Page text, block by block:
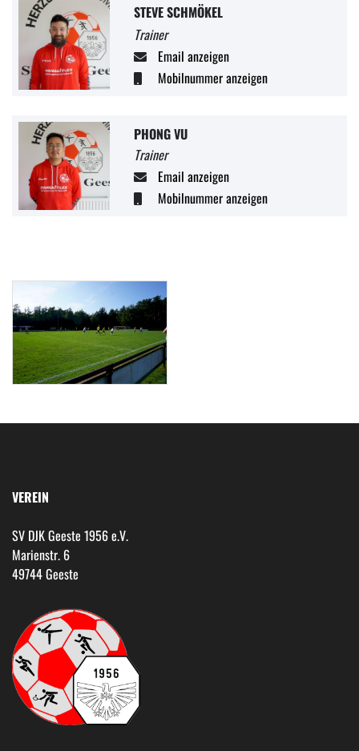
STEVE SCHMÖKEL
Trainer
Email anzeigen
Mobilnummer anzeigen
PHONG VU
Trainer
Email anzeigen
Mobilnummer anzeigen
VEREIN
SV DJK Geeste 1956 e.V.
Marienstr. 6
49744 Geeste